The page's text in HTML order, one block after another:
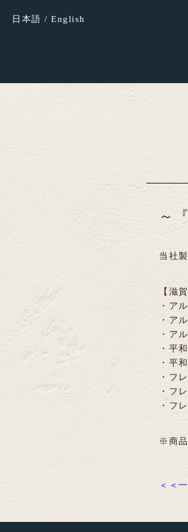
日本語 / English
～
当社
【
・
・
・
・
・
・フ
・フ
・フ
※商品
＜＜